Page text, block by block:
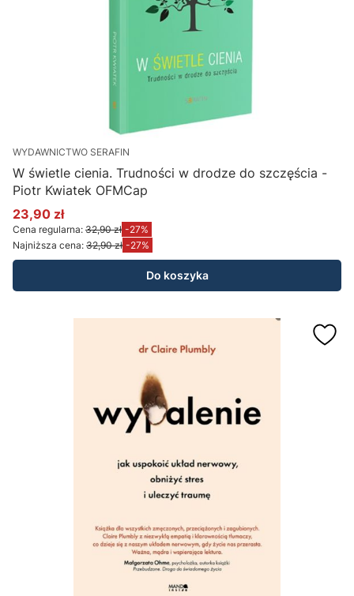
WYDAWNICTWO SERAFIN
W świetle cienia. Trudności w drodze do szczęścia -
Piotr Kwiatek OFMCap
Cena promocyjna
23,90 zł
Cena regularna: 32,90 zł -27%
Najniższa cena: 32,90 zł -27%
Do koszyka